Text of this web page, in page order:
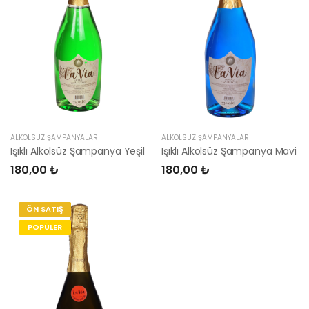
ALKOLSÜZ ŞAMPANYALAR
Işıklı Alkolsüz Şampanya Yeşil
180,00 ₺
ALKOLSÜZ ŞAMPANYALAR
Işıklı Alkolsüz Şampanya Mavi
180,00 ₺
ÖN SATIŞ
POPÜLER